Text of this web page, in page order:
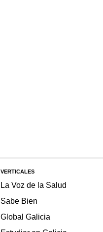
VERTICALES
La Voz de la Salud
Sabe Bien
Global Galicia